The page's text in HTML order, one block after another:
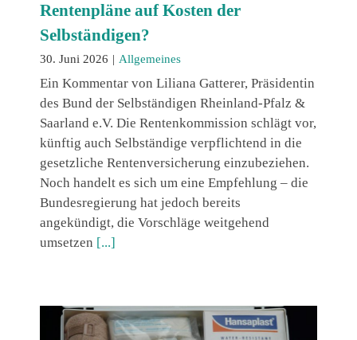
Rentenpläne auf Kosten der
Selbständigen?
30. Juni 2026 | Allgemeines
Ein Kommentar von Liliana Gatterer, Präsidentin
des Bund der Selbständigen Rheinland-Pfalz &
Saarland e.V. Die Rentenkommission schlägt vor,
künftig auch Selbständige verpflichtend in die
gesetzliche Rentenversicherung einzubeziehen.
Noch handelt es sich um eine Empfehlung – die
Bundesregierung hat jedoch bereits
angekündigt, die Vorschläge weitgehend
umsetzen [...]